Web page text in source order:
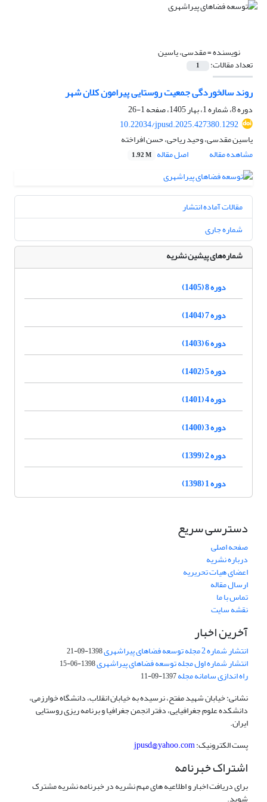
نویسنده =مقدسی، یاسین
تعداد مقالات: 1
روند سالخوردگی جمعیت روستایی پیرامون کلان شهر
دوره 8، شماره 1، بهار 1405، صفحه
1-26
10.22034/jpusd.2025.427380.1292
یاسین مقدسی، وحید ریاحی، حسن افراخته
مشاهده مقاله
اصل مقاله 1.92 M
مقالات آماده انتشار
شماره جاری
شماره‌های پیشین نشریه
دوره 8 (1405)
دوره 7 (1404)
دوره 6 (1403)
دوره 5 (1402)
دوره 4 (1401)
دوره 3 (1400)
دوره 2 (1399)
دوره 1 (1398)
دسترسی سریع
صفحه اصلی
درباره نشریه
اعضای هیات تحریریه
ارسال مقاله
تماس با ما
نقشه سایت
آخرین اخبار
انتشار شماره 2 مجله توسعه فضاهای پیراشهری 1398-09-21
انتشار شماره اول مجله توسعه فضاهای پیراشهری1398-06-15
راه اندازی سامانه مجله1397-09-11
نشانی: خیابان شهید مفتح، نرسیده به خیابان انقلاب، دانشگاه خوارزمی،
دانشکده علوم جغرافیایی، دفتر انجمن جغرافیا و برنامه ریزی روستایی
ایران.
پست الکترونیک:jpusd@yahoo.com
اشتراک خبرنامه
برای دریافت اخبار و اطلاعیه های مهم نشریه در خبرنامه نشریه مشترک
شوید.